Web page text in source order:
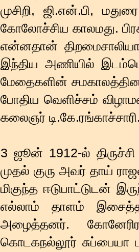
முசிறி, ஜி.என்.பி,
கோலோச்சிய காலமது.
என்னதான்
இந்திய அணியில்
மேதைகளின்
போதிய வெளிச்சம்
கலைஞர்
3 ஜூன் 1912-ல் திருச்சி
முதல் குரு அவர் தாய்
மிகுந்த ஈடுபாட்டுடன்
எல்லாம் தாளம்
அழைத்தனர்.
கொடகநல்லூர் சுப்பையா